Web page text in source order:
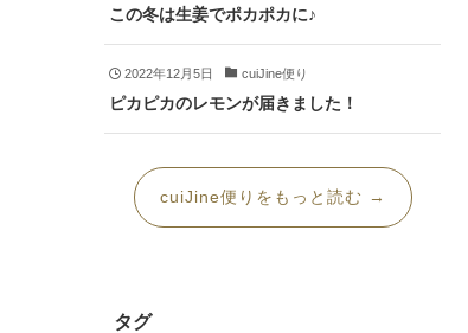
この冬は生姜でポカポカに♪
2022年12月5日 cuiJine便り
ピカピカのレモンが届きました！
cuiJine便りをもっと読む →
タグ